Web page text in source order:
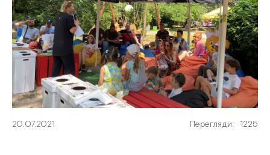
20.07.2021 Перегляди: 1225